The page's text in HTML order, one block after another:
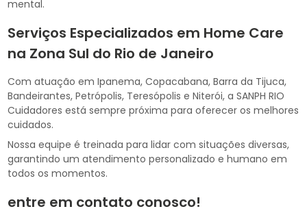
mental.
Serviços Especializados em Home Care
na Zona Sul do Rio de Janeiro
Com atuação em Ipanema, Copacabana, Barra da Tijuca,
Bandeirantes, Petrópolis, Teresópolis e Niterói, a SANPH RIO
Cuidadores está sempre próxima para oferecer os melhores
cuidados.
Nossa equipe é treinada para lidar com situações diversas,
garantindo um atendimento personalizado e humano em
todos os momentos.
entre em contato conosco!